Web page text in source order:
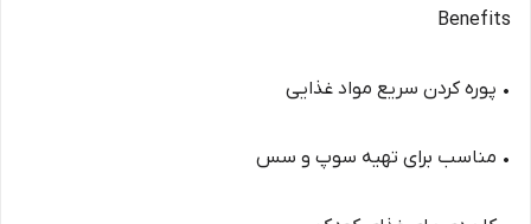
Benefits
• پوره کردن سریع مواد غذایی
• مناسب برای تهیه سوپ و سس